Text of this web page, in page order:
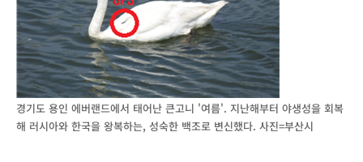
경기도 용인 에버랜드에서 태어난 큰고니 '여름'. 지난해부터 야생성을 회복
해 러시아와 한국을 왕복하는, 성숙한 백조로 변신했다. 사진=부산시